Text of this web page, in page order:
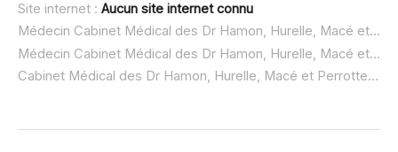
Site internet : Aucun site internet connu
Médecin Cabinet Médical des Dr Hamon, Hurelle, Macé et Perrotte à domicile :
Médecin Cabinet Médical des Dr Hamon, Hurelle, Macé et Perrotte ouvert dimanche :
Cabinet Médical des Dr Hamon, Hurelle, Macé et Perrotte urgence à domicile ou SOS médecin :